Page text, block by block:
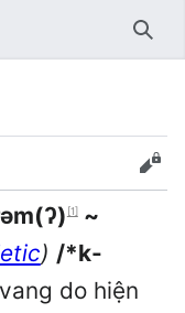
Tìm
[1]~
) /*k-
do hiện